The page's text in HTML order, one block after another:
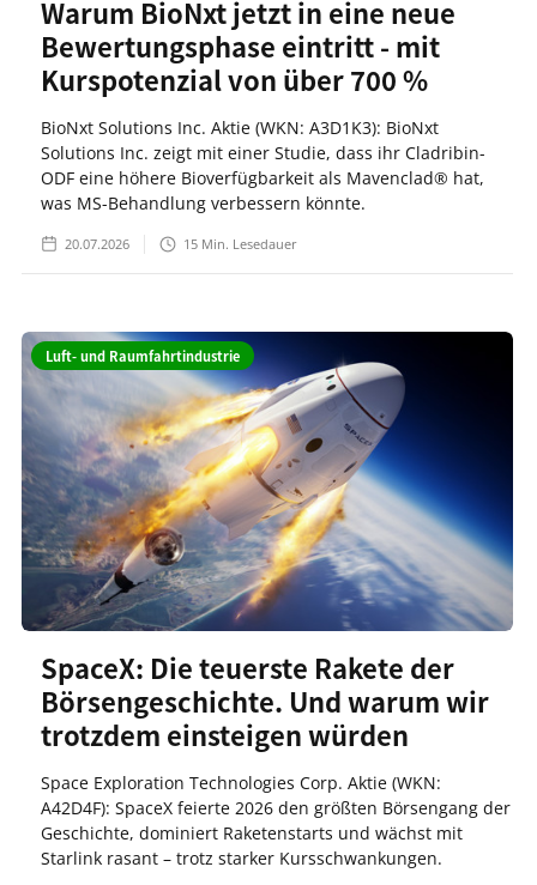
Warum BioNxt jetzt in eine neue
Bewertungsphase eintritt - mit
Kurspotenzial von über 700 %
BioNxt Solutions Inc. Aktie (WKN: A3D1K3): BioNxt
Solutions Inc. zeigt mit einer Studie, dass ihr Cladribin-
ODF eine höhere Bioverfügbarkeit als Mavenclad® hat,
was MS-Behandlung verbessern könnte.
20.07.2026 15 Min. Lesedauer
Luft- und Raumfahrtindustrie
SpaceX: Die teuerste Rakete der
Börsengeschichte. Und warum wir
trotzdem einsteigen würden
Space Exploration Technologies Corp. Aktie (WKN:
A42D4F): SpaceX feierte 2026 den größten Börsengang der
Geschichte, dominiert Raketenstarts und wächst mit
Starlink rasant – trotz starker Kursschwankungen.